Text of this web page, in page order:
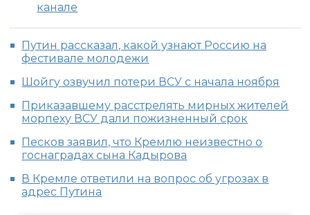
канале
Путин рассказал, какой узнают Россию на
фестивале молодежи
Шойгу озвучил потери ВСУ с начала ноября
Приказавшему расстрелять мирных жителей
морпеху ВСУ дали пожизненный срок
Песков заявил, что Кремлю неизвестно о
госнаградах сына Кадырова
В Кремле ответили на вопрос об угрозах в
адрес Путина